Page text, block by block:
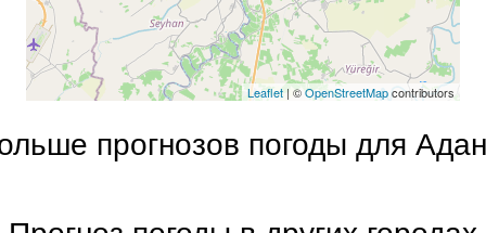
Leaflet | ©OpenStreetMapcontributors
прогнозов погоды для